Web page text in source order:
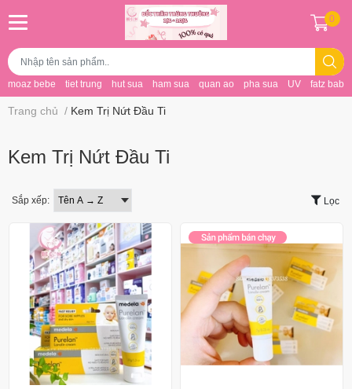
moaz bebe tiet trung hut sua ham sua quan ao pha sua UV fatz baby
0
Trang chủ / Kem Trị Nứt Đầu Ti
Kem Trị Nứt Đầu Ti
Sắp xếp: Lọc